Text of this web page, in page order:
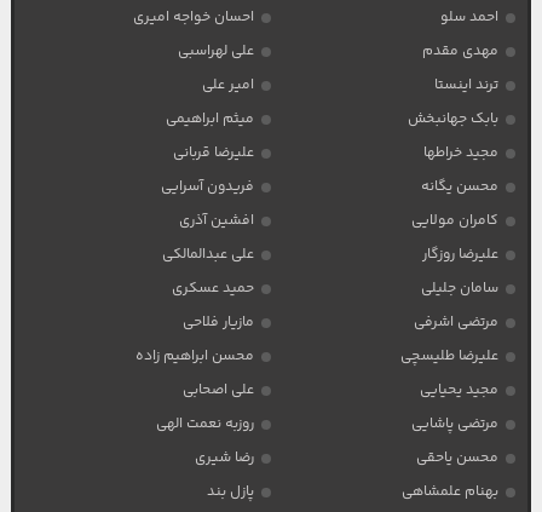
احمد سلو
احسان خواجه امیری
مهدی مقدم
علی لهراسبی
ترند اینستا
امیر علی
بابک جهانبخش
میثم ابراهیمی
مجید خراطها
علیرضا قربانی
محسن یگانه
فریدون آسرایی
کامران مولایی
افشین آذری
علیرضا روزگار
علی عبدالمالکی
سامان جلیلی
حمید عسکری
مرتضی اشرفی
مازیار فلاحی
علیرضا طلیسچی
محسن ابراهیم زاده
مجید یحیایی
علی اصحابی
مرتضی پاشایی
روزبه نعمت الهی
محسن یاحقی
رضا شیری
بهنام علمشاهی
پازل بند